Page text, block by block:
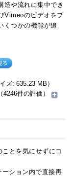
造や流れに集中でき
Vimeoのビデオをプ
くつかの機能が追
ズ: 635.23 MB）
（4246件の評価）
とを気にせずにコ
ション内で直接再